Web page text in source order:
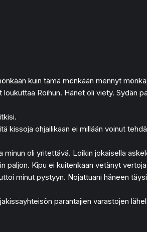
kuin tämä mönkään mennyt
Roihun. Hänet oli viety. Sydän
kissoja ohjailikaan ei millään voinut
oli yritettävä. Loikin jokaisella
paljon. Kipu ei kuitenkaan vetänyt
minut pystyyn. Nojattuani häneen
parantajien varastojen